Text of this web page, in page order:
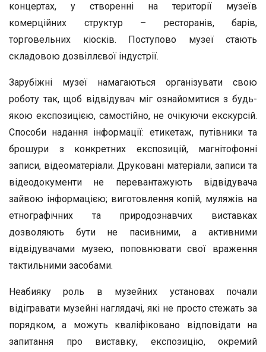
концертах, у створенні на території музеїв
комерційних структур – ресторанів, барів,
торговельних кіосків. Поступово музеї стають
складовою дозвіллєвої індустрії.
Зарубіжні музеї намагаються організувати свою
роботу так, щоб відвідувач міг ознайомитися з будь-
якою експозицією, самостійно, не очікуючи екскурсій.
Способи надання інформації: етикетаж, путівники та
брошури з конкретних експозицій, магнітофонні
записи, відеоматеріали. Друковані матеріали, записи та
відеодокументи не перевантажують відвідувача
зайвою інформацією; виготовлення копій, муляжів на
етнографічних та природознавчих виставках
дозволяють бути не пасивними, а активними
відвідувачами музею, поповнювати свої враження
тактильними засобами.
Неабияку роль в музейних установах почали
відігравати музейні наглядачі, які не просто стежать за
порядком, а можуть кваліфіковано відповідати на
запитання про виставку, експозицію, окремий